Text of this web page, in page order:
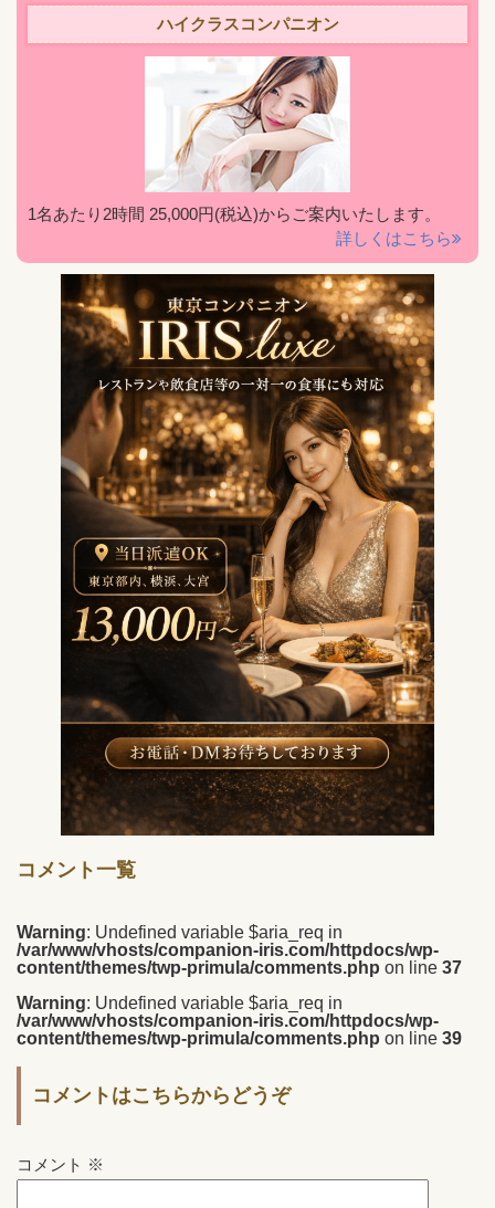
ハイクラスコンパニオン
1名あたり2時間 25,000円(税込)からご案内いたします。
詳しくはこちら
コメント一覧
Warning: Undefined variable $aria_req in
/var/www/vhosts/companion-iris.com/httpdocs/wp-
content/themes/twp-primula/comments.php on line 37
Warning: Undefined variable $aria_req in
/var/www/vhosts/companion-iris.com/httpdocs/wp-
content/themes/twp-primula/comments.php on line 39
コメントはこちらからどうぞ
コメント ※